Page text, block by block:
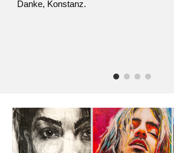
Danke, Konstanz.